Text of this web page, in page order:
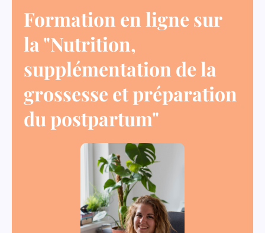
Formation en ligne sur
la "Nutrition,
supplémentation de la
grossesse et préparation
du postpartum"